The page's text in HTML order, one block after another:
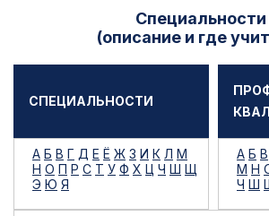
Специальности
(описание и где
СПЕЦИАЛЬНОСТИ
А Б В Г Д Е Ё Ж З И К Л М
Н О П Р С Т У Ф Х Ц Ч Ш Щ
Э Ю Я
А Б В
М Н
Ч Ш